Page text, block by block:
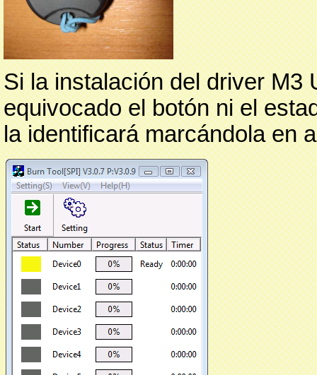
Si la instalación del driver M3
equivocado el botón ni el
la identificará marcándola en